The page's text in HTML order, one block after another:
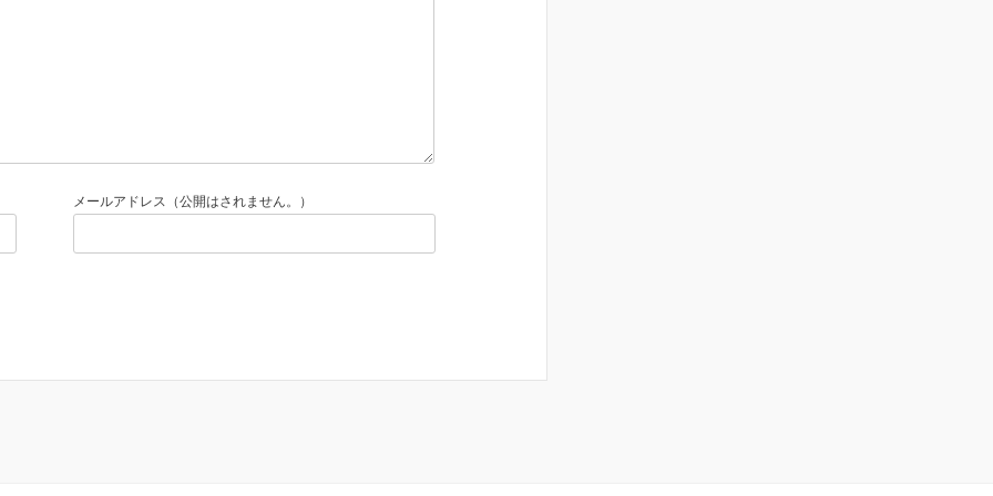
メールアドレス（公開はされません。）